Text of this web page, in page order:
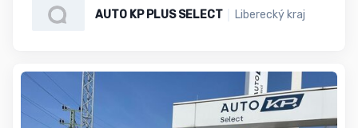
AUTO KP PLUS SELECT Liberecký kraj